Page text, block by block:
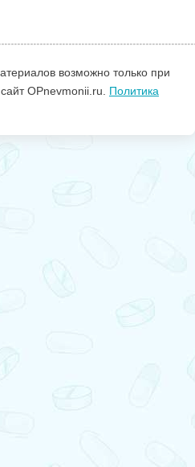
возможно только при
OPnevmonii.ru. Политика